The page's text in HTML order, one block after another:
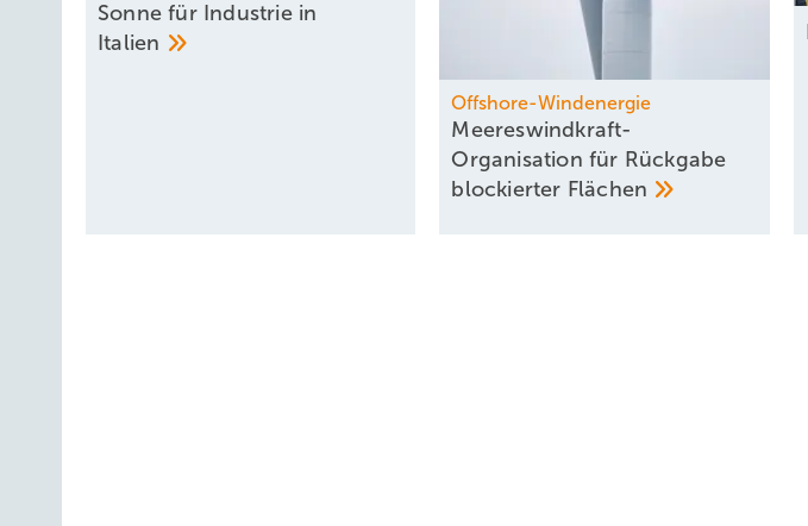
Sonne für Industrie in
Italien
Offshore-Windenergie
Meereswindkraft-
Organisation für Rückgabe
blockierter Flächen